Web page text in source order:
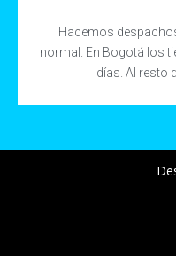
Hacemos
normal. En Bogotá los
días. Al resto